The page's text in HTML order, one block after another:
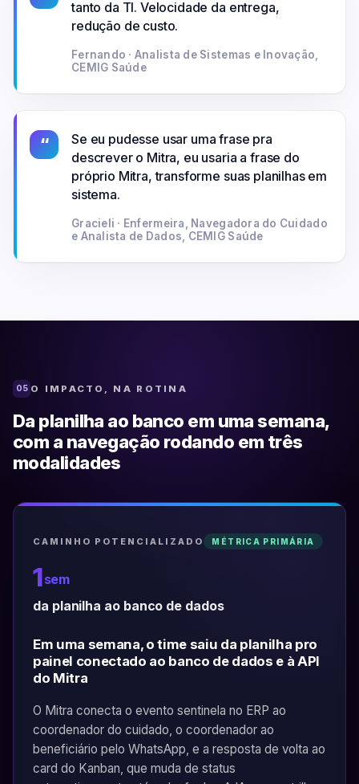
tanto da TI. Velocidade da entrega,
redução de custo.
Fernando · Analista de Sistemas e Inovação,
CEMIG Saúde
“
Se eu pudesse usar uma frase pra
descrever o Mitra, eu usaria a frase do
próprio Mitra, transforme suas planilhas em
sistema.
Gracieli · Enfermeira, Navegadora do Cuidado
e Analista de Dados, CEMIG Saúde
05 O IMPACTO, NA ROTINA
Da planilha ao banco em uma semana,
com a navegação rodando em três
modalidades
CAMINHO POTENCIALIZADO MÉTRICA PRIMÁRIA
1sem
da planilha ao banco de dados
Em uma semana, o time saiu da planilha pro
painel conectado ao banco de dados e à API
do Mitra
O Mitra conecta o evento sentinela no ERP ao
coordenador do cuidado, o coordenador ao
beneficiário pelo WhatsApp, e a resposta de volta ao
card do Kanban, que muda de status